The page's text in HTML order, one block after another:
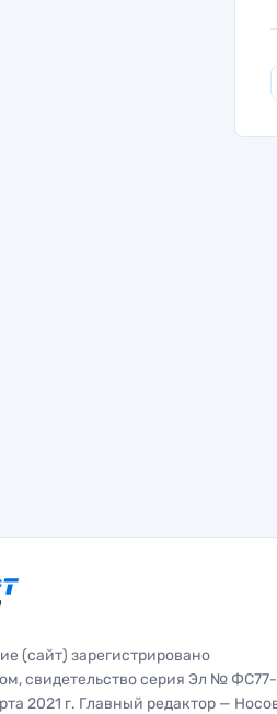
(сайт) зарегистрировано
свидетельство серия Эл № ФС77-
2021 г. Главный редактор —